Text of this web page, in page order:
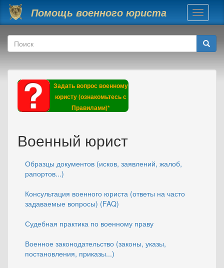
Перейти к основному содержанию
Помощь военного юриста
Toggle
Форма поиска
Поиск
Задать вопрос военному
юристу (ознакомьтесь с
Правилами)*
Военный юрист
Образцы документов (исков, заявлений, жалоб,
рапортов...)
Консультация военного юриста (ответы на часто
задаваемые вопросы) (FAQ)
Судебная практика по военному праву
Военное законодательство (законы, указы,
постановления, приказы...)